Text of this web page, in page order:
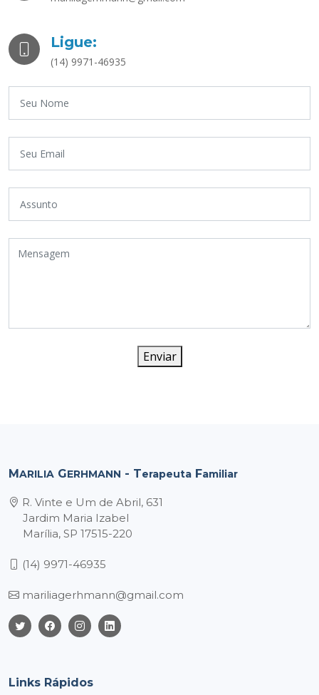
Ligue:
(14) 9971-46935
Enviar
M ARILIA GERHMANN - Terapeuta Familiar
R. Vinte e Um de Abril, 631
Jardim Maria Izabel
Marília, SP 17515-220
(14) 9971-46935
mariliagerhmann@gmail.com
Links Rápidos